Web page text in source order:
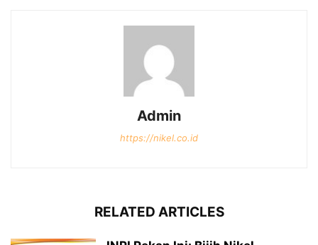
Admin
https://nikel.co.id
RELATED ARTICLES